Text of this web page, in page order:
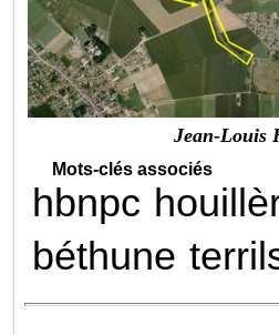
Jean-Louis
Mots-clés associés
hbnpc
béthune